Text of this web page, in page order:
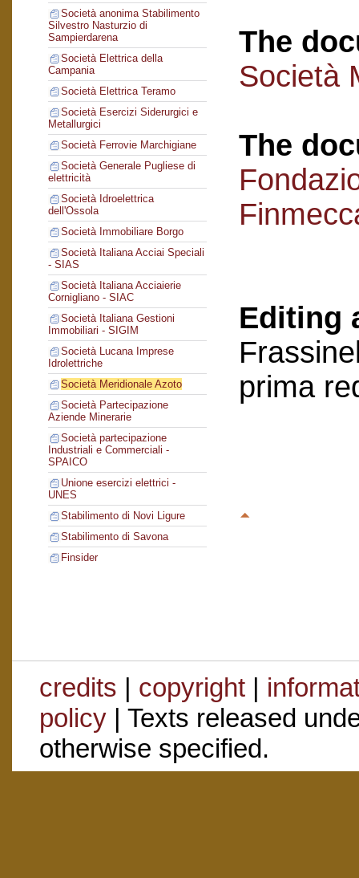
Società anonima Stabilimento
Silvestro Nasturzio di
Sampierdarena
Società Elettrica della
Campania
Società Elettrica Teramo
Società Esercizi Siderurgici e
Metallurgici
Società Ferrovie Marchigiane
Società Generale Pugliese di
elettricità
Società Idroelettrica
dell'Ossola
Società Immobiliare Borgo
Società Italiana Acciai Speciali
- SIAS
Società Italiana Acciaierie
Cornigliano - SIAC
Società Italiana Gestioni
Immobiliari - SIGIM
Società Lucana Imprese
Idrolettriche
Società Meridionale Azoto
Società Partecipazione
Aziende Minerarie
Società partecipazione
Industriali e Commerciali -
SPAICO
Unione esercizi elettrici -
UNES
Stabilimento di Novi Ligure
Stabilimento di Savona
Finsider
The
Società
The
Editing
prima
credits | copyright|
policy| Texts released
otherwise specified.